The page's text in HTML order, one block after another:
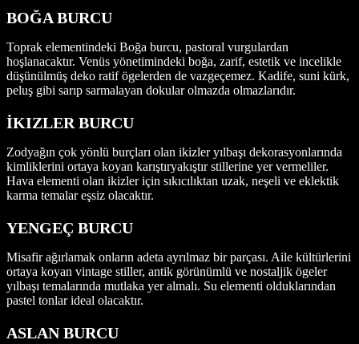
BOĞA BURCU
Toprak elementindeki Boğa burcu, pastoral vurgulardan
hoşlanacaktır. Venüs yönetimindeki boğa, zarif, estetik ve incelikle
düşünülmüş deko ratif ögelerden de vazgeçemez. Kadife, suni kürk,
peluş gibi sarıp sarmalayan dokular olmazda olmazlarıdır.
İKIZLER BURCU
Zodyağın çok yönlü burçları olan ikizler yılbaşı dekorasyonlarında
kimliklerini ortaya koyan karıştıryakıştır stillerine yer vermeliler.
Hava elementi olan ikizler için sıkıcılıktan uzak, neşeli ve eklektik
karma temalar eşsiz olacaktır.
YENGEÇ BURCU
Misafir ağırlamak onların adeta ayrılmaz bir parçası. Aile kültürlerini
ortaya koyan vintage stiller, antik görünümlü ve nostaljik ögeler
yılbaşı temalarında mutlaka yer almalı. Su elementi olduklarından
pastel tonlar ideal olacaktır.
ASLAN BURCU